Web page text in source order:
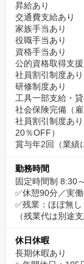
昇給あり
交通費支給あり
家族手当あり
役職手当あり
資格手当あり
公的資格取得支援
社員割引制度あり
研修制度あり
工具一部支給・
社会保険完備（
社員割引制度あ
20％OFF）
賞与年2回（業績
勤務時間
固定時間制 8:30
✅休憩90分／実
✅残業：ほぼ無し
（残業代は別途支
休日休暇
長期休暇あり